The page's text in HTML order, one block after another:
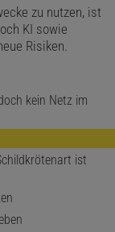
zu nutzen, ist
KI sowie
Risiken.
kein Netz im
ist